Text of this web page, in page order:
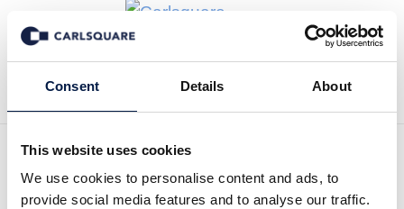
Consent Details About
This website uses cookies
We use cookies to personalise content and ads, to
provide social media features and to analyse our traffic.
Tillbaka till Nyheter
Pareto Securities förvärvar